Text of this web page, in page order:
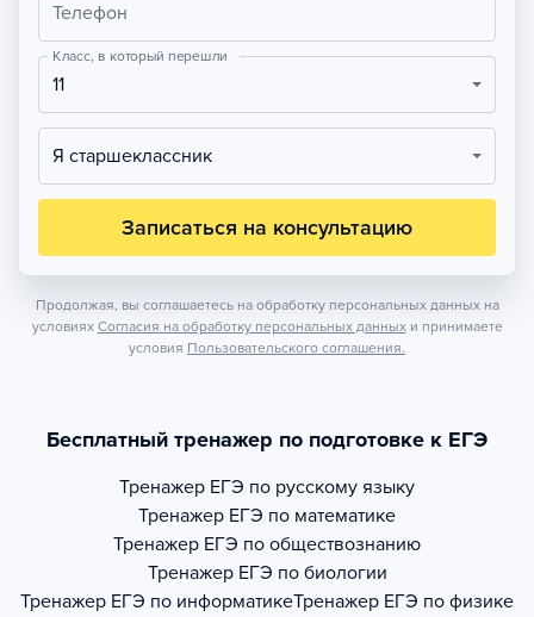
Телефон
Класс, в который перешли
11
Я старшеклассник
Записаться на консультацию
Продолжая, вы соглашаетесь на обработку персональных данных на
условиях Согласия на обработку персональных данных и принимаете
условия Пользовательского соглашения.
Бесплатный тренажер по подготовке к ЕГЭ
Тренажер ЕГЭ по русскому языку
Тренажер ЕГЭ по математике
Тренажер ЕГЭ по обществознанию
Тренажер ЕГЭ по биологии
Тренажер ЕГЭ по информатикеТренажер ЕГЭ по физике